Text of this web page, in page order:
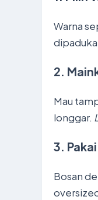
Warna
2.
Mau
longgar.
3.
Bosan